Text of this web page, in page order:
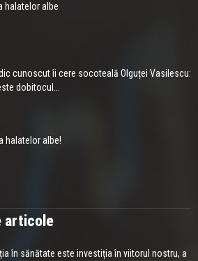
halatelor albe
cunoscut îi cere socoteală Olguței Vasilescu:
dobitocul...
halatelor albe!
articole
în sănătate este investiția în viitorul nostru, a